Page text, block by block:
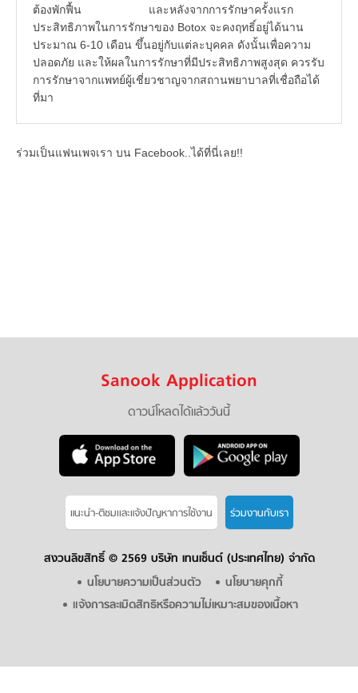
ต้องพักฟื้น และหลังจากการรักษาครั้งแรก
ประสิทธิภาพในการรักษาของ Botox จะคงฤทธิ์อยู่ได้นาน
ประมาณ 6-10 เดือน ขึ้นอยู่กับแต่ละบุคคล ดังนั้นเพื่อความ
ปลอดภัย และให้ผลในการรักษาที่มีประสิทธิภาพสูงสุด ควรรับ
การรักษาจากแพทย์ผู้เชี่ยวชาญจากสถานพยาบาลที่เชื่อถือได้
ที่มา
ร่วมเป็นแฟนเพจเรา บน Facebook..ได้ที่นี่เลย!!
Sanook Application
ดาวน์โหลดได้แล้ววันนี้
แนะนำ-ติชมเเละแจ้งปัญหาการใช้งาน ร่วมงานกับเรา
สงวนลิขสิทธิ์ © 2569 บริษัท เทนเซ็นต์ (ประเทศไทย) จำกัด
นโยบายความเป็นส่วนตัว
นโยบายคุกกี้
แจ้งการละเมิดสิทธิหรือความไม่เหมาะสมของเนื้อหา